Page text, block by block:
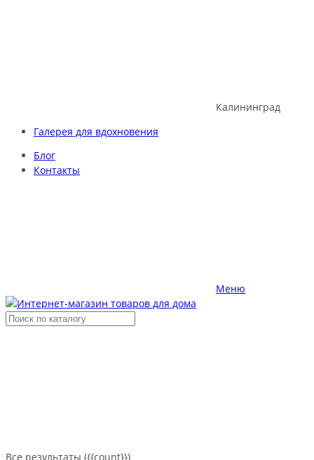
Калининград
Галерея для вдохновения
Блог
Контакты
Меню
Все результаты ({{count}})